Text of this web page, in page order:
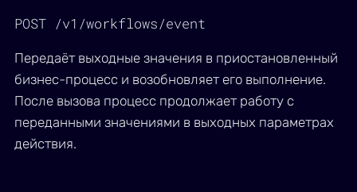
POST /v1/workflows/event
Передаёт выходные значения в приостановленный
бизнес-процесс и возобновляет его выполнение.
После вызова процесс продолжает работу с
переданными значениями в выходных параметрах
действия.